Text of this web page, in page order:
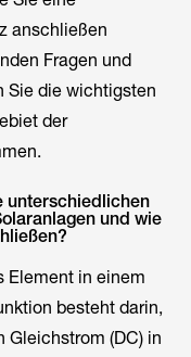
anschließen
Fragen und
Sie die wichtigsten
der
unterschiedlichen
und wie
Element in einem
besteht darin,
Gleichstrom (DC) in